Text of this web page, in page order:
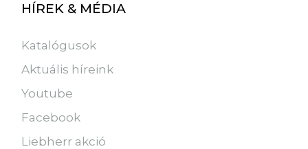
HÍREK & MÉDIA
Katalógusok
Aktuális híreink
Youtube
Facebook
Liebherr akció